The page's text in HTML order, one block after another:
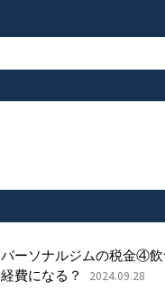
パーソナルジムの税金④
経費になる？
2024.09.28